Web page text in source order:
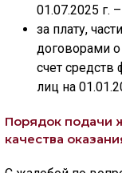
01.07.2025 г.
за плату,
договорами о
счет
лиц на
Порядок подачи
качества